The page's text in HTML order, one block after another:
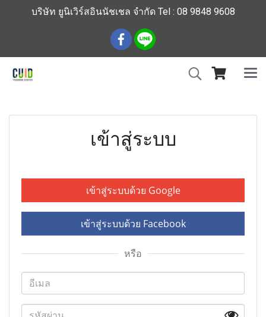
บริษัท ยูนิเวิร์สอินนัชเชล จำกัด Tel : 08 9848 9608
เข้าสู่ระบบ
เข้าสู่ระบบด้วย Google
เข้าสู่ระบบด้วย Facebook
หรือ